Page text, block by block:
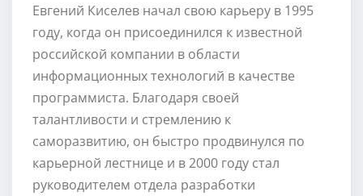
Евгений Киселев начал свою карьеру в 1995
году, когда он присоединился к известной
российской компании в области
информационных технологий в качестве
программиста. Благодаря своей
талантливости и стремлению к
саморазвитию, он быстро продвинулся по
карьерной лестнице и в 2000 году стал
руководителем отдела разработки